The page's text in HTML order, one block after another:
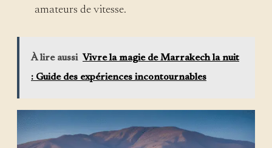
amateurs de vitesse.
À lire aussi Vivre la magie de Marrakech la nuit
: Guide des expériences incontournables